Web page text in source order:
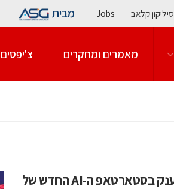
סיליקון קלאב Jobs מבית
מאמרים ומחקרים צ'יפסים
אנבידיה מצטרפת לגיוס הענק בסטארטאפ ה-AI החדש של